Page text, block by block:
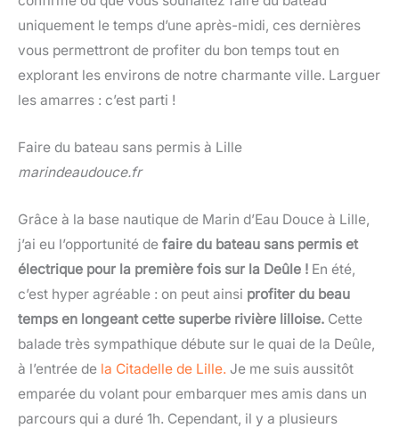
uniquement le temps d’une après-midi, ces dernières
vous permettront de profiter du bon temps tout en
explorant les environs de notre charmante ville. Larguer
les amarres : c’est parti !
Faire du bateau sans permis à Lille
marindeaudouce.fr
Grâce à la base nautique de Marin d’Eau Douce à Lille,
j’ai eu l’opportunité de faire du bateau sans permis et
électrique pour la première fois sur la Deûle ! En été,
c’est hyper agréable : on peut ainsi profiter du beau
temps en longeant cette superbe rivière lilloise. Cette
balade très sympathique débute sur le quai de la Deûle,
à l’entrée de la Citadelle de Lille. Je me suis aussitôt
emparée du volant pour embarquer mes amis dans un
parcours qui a duré 1h. Cependant, il y a plusieurs